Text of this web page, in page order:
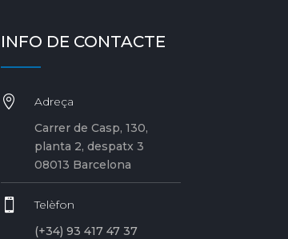
INFO DE CONTACTE

Adreça
Carrer de Casp, 130,
planta 2, despatx 3
08013 Barcelona

Telèfon
(+34) 93 417 47 37